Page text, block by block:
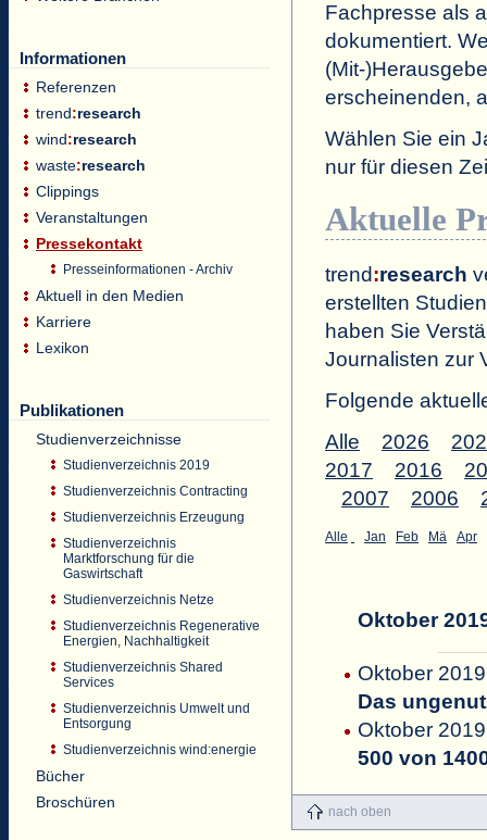
Informationen
Referenzen
trend:research
wind:research
waste:research
Clippings
Veranstaltungen
Pressekontakt
Presseinformationen - Archiv
Aktuell in den Medien
Karriere
Lexikon
Publikationen
Studienverzeichnisse
Studienverzeichnis 2019
Studienverzeichnis Contracting
Studienverzeichnis Erzeugung
Studienverzeichnis
Marktforschung für die
Gaswirtschaft
Studienverzeichnis Netze
Studienverzeichnis Regenerative
Energien, Nachhaltigkeit
Studienverzeichnis Shared
Services
Studienverzeichnis Umwelt und
Entsorgung
Studienverzeichnis wind:energie
Bücher
Broschüren
Fachpresse als
dokumentiert.
(Mit-
erscheinenden,
Wählen Sie ein
nur für diesen
Aktuelle
trend:research
erstellten
haben Sie
Journalisten zur
Folgende
Alle
2026
2017
2016
2007
2006
Alle Jan Feb Mä Apr
Oktober
Oktober
Das
Oktober
500 von
nach oben